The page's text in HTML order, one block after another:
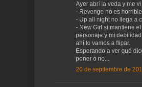
Ayer abrí la veda y me vi
- Revenge no es
- Up all night no llega a
- New Girl si mantiene
personaje y mi
ahí lo vamos a flipar.
Esperando a ver qué
poner o no...
20 de septiembre de